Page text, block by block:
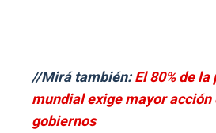
//Mirá también:El 80% de
mundial exige mayor
gobiernos